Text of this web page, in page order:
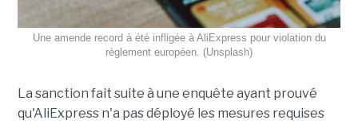
Une amende record à été infligée à AliExpress pour violation du
règlement européen. (Unsplash)
La sanction fait suite à une enquête ayant prouvé
qu'AliExpress n'a pas déployé les mesures requises